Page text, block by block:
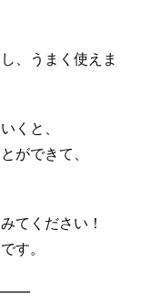
、うまく使えま
くと、
ができて、
てください！
す。